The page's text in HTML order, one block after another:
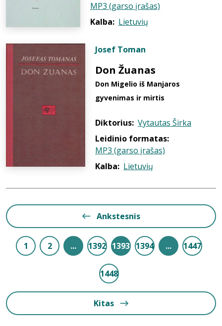
MP3 (garso įrašas)
Kalba: Lietuvių
Josef Toman
Don Žuanas
Don Migelio iš Manjaros
gyvenimas ir mirtis
Diktorius: Vytautas Širka
Leidinio formatas:
MP3 (garso įrašas)
Kalba: Lietuvių
Ankstesnis
1 2 ... 1392 1393 1394 ... 1447
1448
Kitas